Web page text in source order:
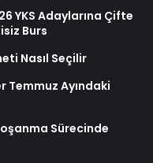
YKS Adaylarına Çifte
Burs
Nasıl Seçilir
Temmuz Ayındaki
Sürecinde